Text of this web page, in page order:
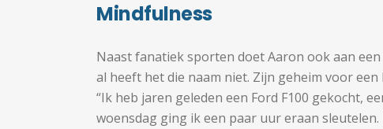
Mindfulness
Naast fanatiek sporten doet Aaron ook aan
al heeft het die naam niet. Zijn geheim voor een
“Ik heb jaren geleden een Ford F100 gekocht,
woensdag ging ik een paar uur eraan sleutelen.